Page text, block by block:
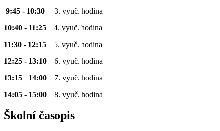
9:45 - 10:30 3. vyuč. hodina
10:40 - 11:25 4. vyuč. hodina
11:30 - 12:15 5. vyuč. hodina
12:25 - 13:10 6. vyuč. hodina
13:15 - 14:00 7. vyuč. hodina
14:05 - 15:00 8. vyuč. hodina
Školní časopis